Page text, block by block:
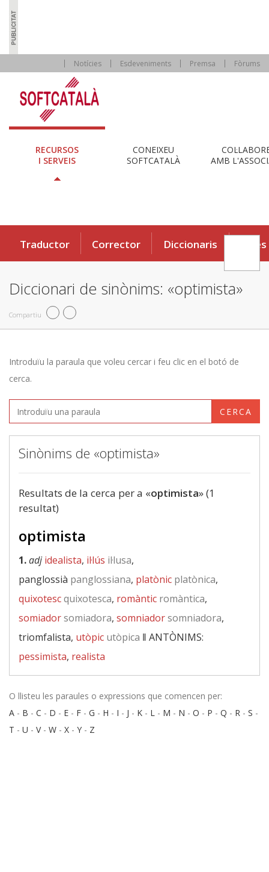
Notícies Esdeveniments Premsa Fòrums
RECURSOS
I SERVEIS
CONEIXEU
SOFTCATALÀ
AMB
Traductor Corrector Diccionaris Eines
Diccionari de sinònims: «optimista»
Compartiu
Introduïu la paraula que voleu cercar i feu clic en el botó de
cerca.
CERCA
Sinònims de «optimista»
Resultats de la cerca per a «optimista» (1
resultat)
optimista
1.adj idealista, il·lús il·lusa,
panglossià panglossiana, platònic platònica,
quixotescquixotesca, romàntic romàntica,
somiadorsomiadora, somniadorsomniadora,
triomfalista, utòpic utòpica ‖ ANTÒNIMS:
pessimista, realista
O llisteu les paraules o expressions que comencen per:
A - B - C - D - E - F - G - H - I - J - K - L - M - N - O - P - Q - R - S -
T - U - V- W - X - Y - Z